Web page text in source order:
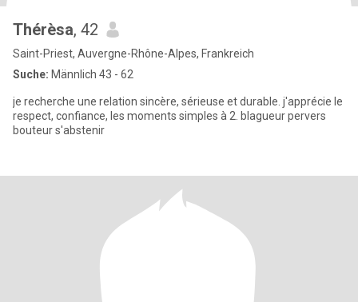
Thérèsa, 42
Saint-Priest, Auvergne-Rhône-Alpes, Frankreich
Suche: Männlich 43 - 62
je recherche une relation sincère, sérieuse et durable. j'apprécie le
respect, confiance, les moments simples à 2. blagueur pervers
bouteur s'abstenir